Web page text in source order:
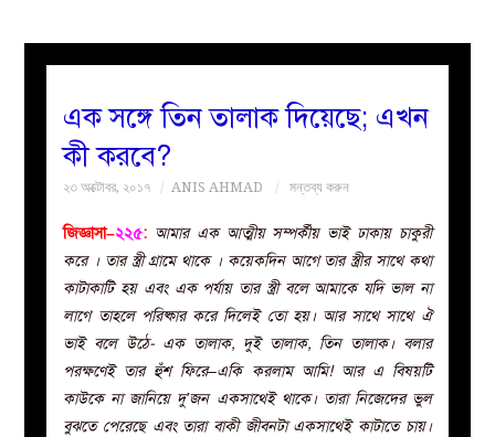
বয়ান
নারীদের
প্রশ্ন
এক সঙ্গে তিন তালাক দিয়েছে; এখন
কী করবে?
২৩ অক্টোবর, ২০১৭ ANIS AHMAD মন্তব্য করুন
জিজ্ঞাসা–২২৫: আমার এক আত্মীয় সম্পর্কীয় ভাই ঢাকায় চাকুরী
করে । তার স্ত্রী গ্রামে থাকে । কয়েকদিন আগে তার স্ত্রীর সাথে কথা
কাটাকাটি হয় এবং এক পর্যায় তার স্ত্রী বলে আমাকে যদি ভাল না
লাগে তাহলে পরিষ্কার করে দিলেই তো হয়। আর সাথে সাথে ঐ
ভাই বলে উঠে- এক তালাক, দুই তালাক, তিন তালাক। বলার
পরক্ষণেই তার হুঁশ ফিরে–একি করলাম আমি! আর এ বিষয়টি
কাউকে না জানিয়ে দু’জন একসাথেই থাকে। তারা নিজেদের ভুল
বুঝতে পেরেছে এবং তারা বাকী জীবনটা একসাথেই কাটাতে চায়।